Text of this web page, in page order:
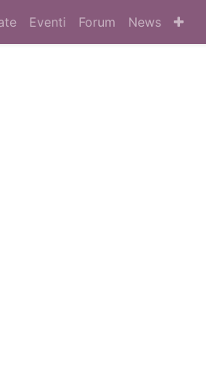
Eventi Forum News